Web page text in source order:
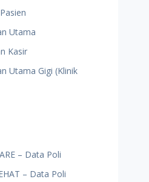
Utama
Kasir
Utama Gigi (Klinik
– Data Poli
– Data Poli